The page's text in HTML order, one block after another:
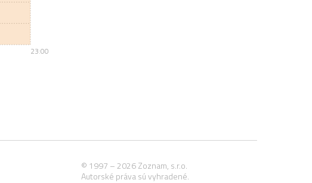
23:00
© 1997 – 2026 Zoznam, s.r.o.
Autorské práva sú vyhradené.